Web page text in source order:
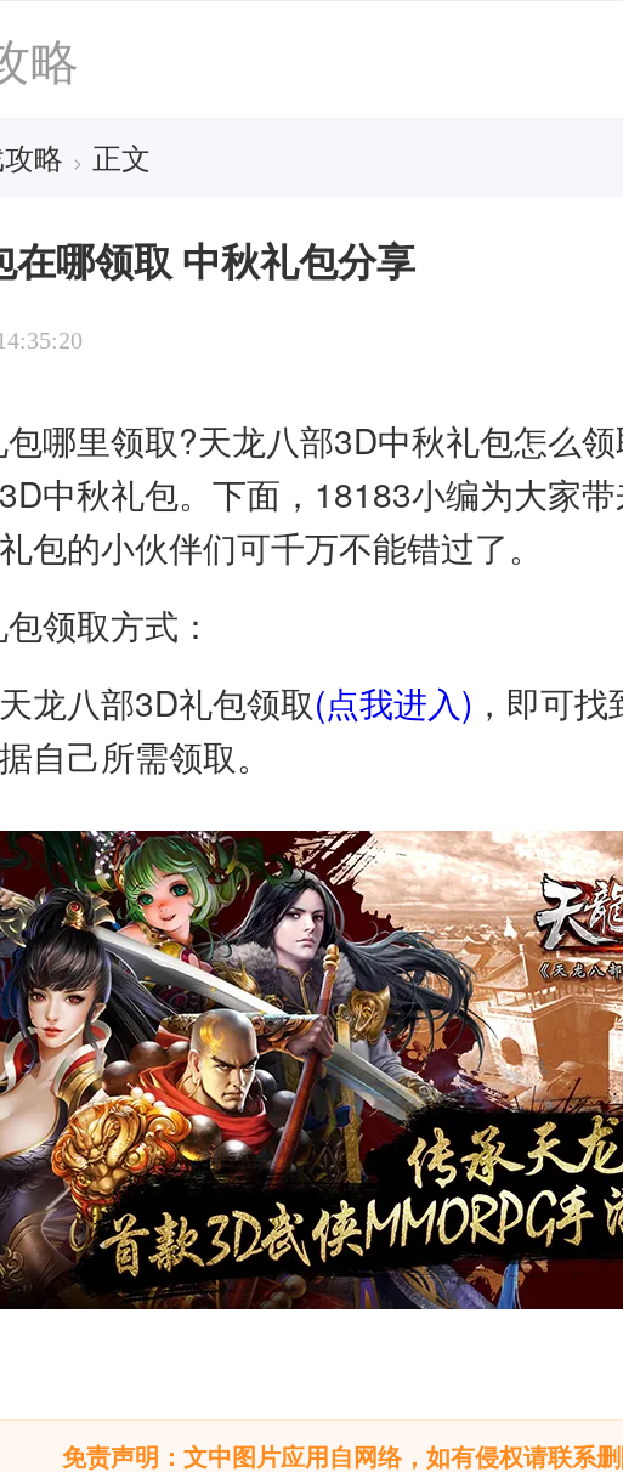
略
略 > 正文
在哪领取 中秋礼包分享
哪里领取?天龙八部3D中秋礼包怎么
中秋礼包。下面，18183小编为大家
包的小伙伴们可千万不能错过了。
领取方式：
龙八部3D礼包领取(点我进入) ，即可
自己所需领取。
免责声明：文中图片应用自网络，如有侵权请联系